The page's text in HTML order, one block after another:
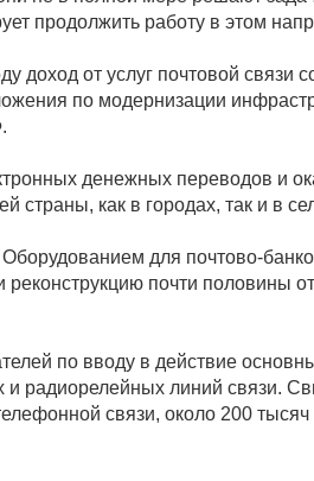
продолжить работу в этом
от услуг почтовой связи
по модернизации
денежных переводов и
страны, как в городах, так и в
для почтово-
почти половины
по вводу в действие
и радиорелейных линий связи.
связи, около 200